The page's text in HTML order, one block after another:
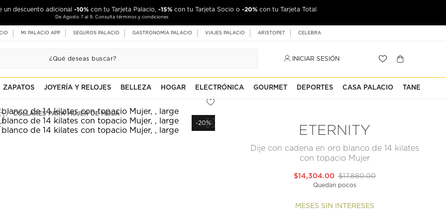
un descuento adicional -10% con tu Tarjeta Palacio, -15% con tu Tarjeta Socio o -20% con tu Tarjeta Total
De Agosto 7 al 9. Consulta términos y condiciones
MI PALACIO APP SEGUROS PALACIO GASTRONOMÍA PALACIO VIAJES PALACIO ARISTOPET CELEBRA
INICIAR SESIÓN
ZAPATOS JOYERÍA Y RELOJES BELLEZA HOGAR ELECTRÓNICA GOURMET DEPORTES CASA PALACIO TANE
COLLARES PARA MUJER DE MODA
-20%
ETERNITY
Dije con cadena en oro blanco de 14 kilates
con topacio Mujer
$17,880.00
$14,304.00
Quedan pocos
MESES SIN INTERESES